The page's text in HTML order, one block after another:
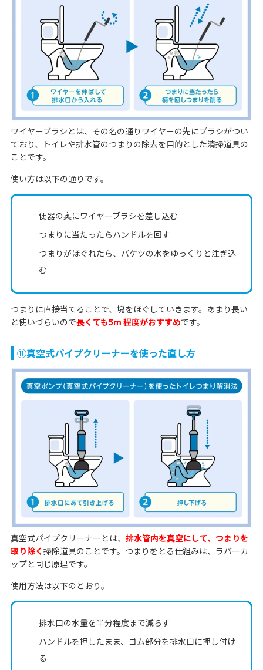
ワイヤーブラシとは、その名の通りワイヤーの先にブラシがつい
ており、トイレや排水管のつまりの除去を目的とした清掃道具の
ことです。
使い方は以下の通りです。
便器の奥にワイヤーブラシを差し込む
つまりに当たったらハンドルを回す
つまりがほぐれたら、バケツの水をゆっくりと注ぎ込
む
つまりに直接当てることで、塊をほぐしていきます。あまり長い
と使いづらいので長くても5m 程度がおすすめです。
⑪真空式パイプクリーナーを使った直し方
真空式パイプクリーナーとは、 排水管内を真空にして、つまりを
取り除く掃除道具のことです。つまりをとる仕組みは、ラバーカ
ップと同じ原理です。
使用方法は以下のとおり。
排水口の水量を半分程度まで減らす
ハンドルを押したまま、ゴム部分を排水口に押し付け
る